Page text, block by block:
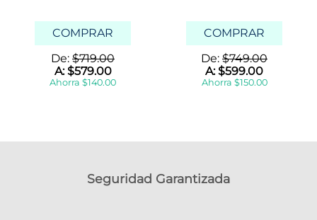
COMPRAR
De: $719.00
A:$579.00
Ahorra $140.00
COMPRAR
De: $749.00
A:$599.00
Ahorra $150.00
Seguridad Garantizada